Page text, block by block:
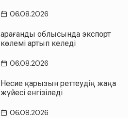
06.08.2026
Қарағанды облысында экспорт
көлемі артып келеді
06.08.2026
Несие қарызын реттеудің жаңа
жүйесі енгізіледі
06.08.2026